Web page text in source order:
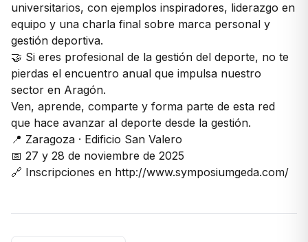
universitarios, con ejemplos inspiradores, liderazgo en
equipo y una charla final sobre marca personal y
gestión deportiva.
🤝 Si eres profesional de la gestión del deporte, no te
pierdas el encuentro anual que impulsa nuestro
sector en Aragón.
Ven, aprende, comparte y forma parte de esta red
que hace avanzar al deporte desde la gestión.
📍 Zaragoza · Edificio San Valero
📅 27 y 28 de noviembre de 2025
🔗 Inscripciones en http://www.symposiumgeda.com/